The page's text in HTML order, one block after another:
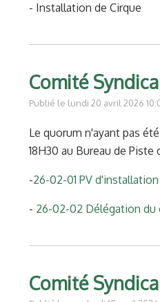
- Installation de Cirque
Comité
Publié le lundi 20 avril 2026
Le quorum n'ayant pas
18H30 au Bureau de
-26-02-01 PV d'installation
- 26-02-02 Délégation du
Comité